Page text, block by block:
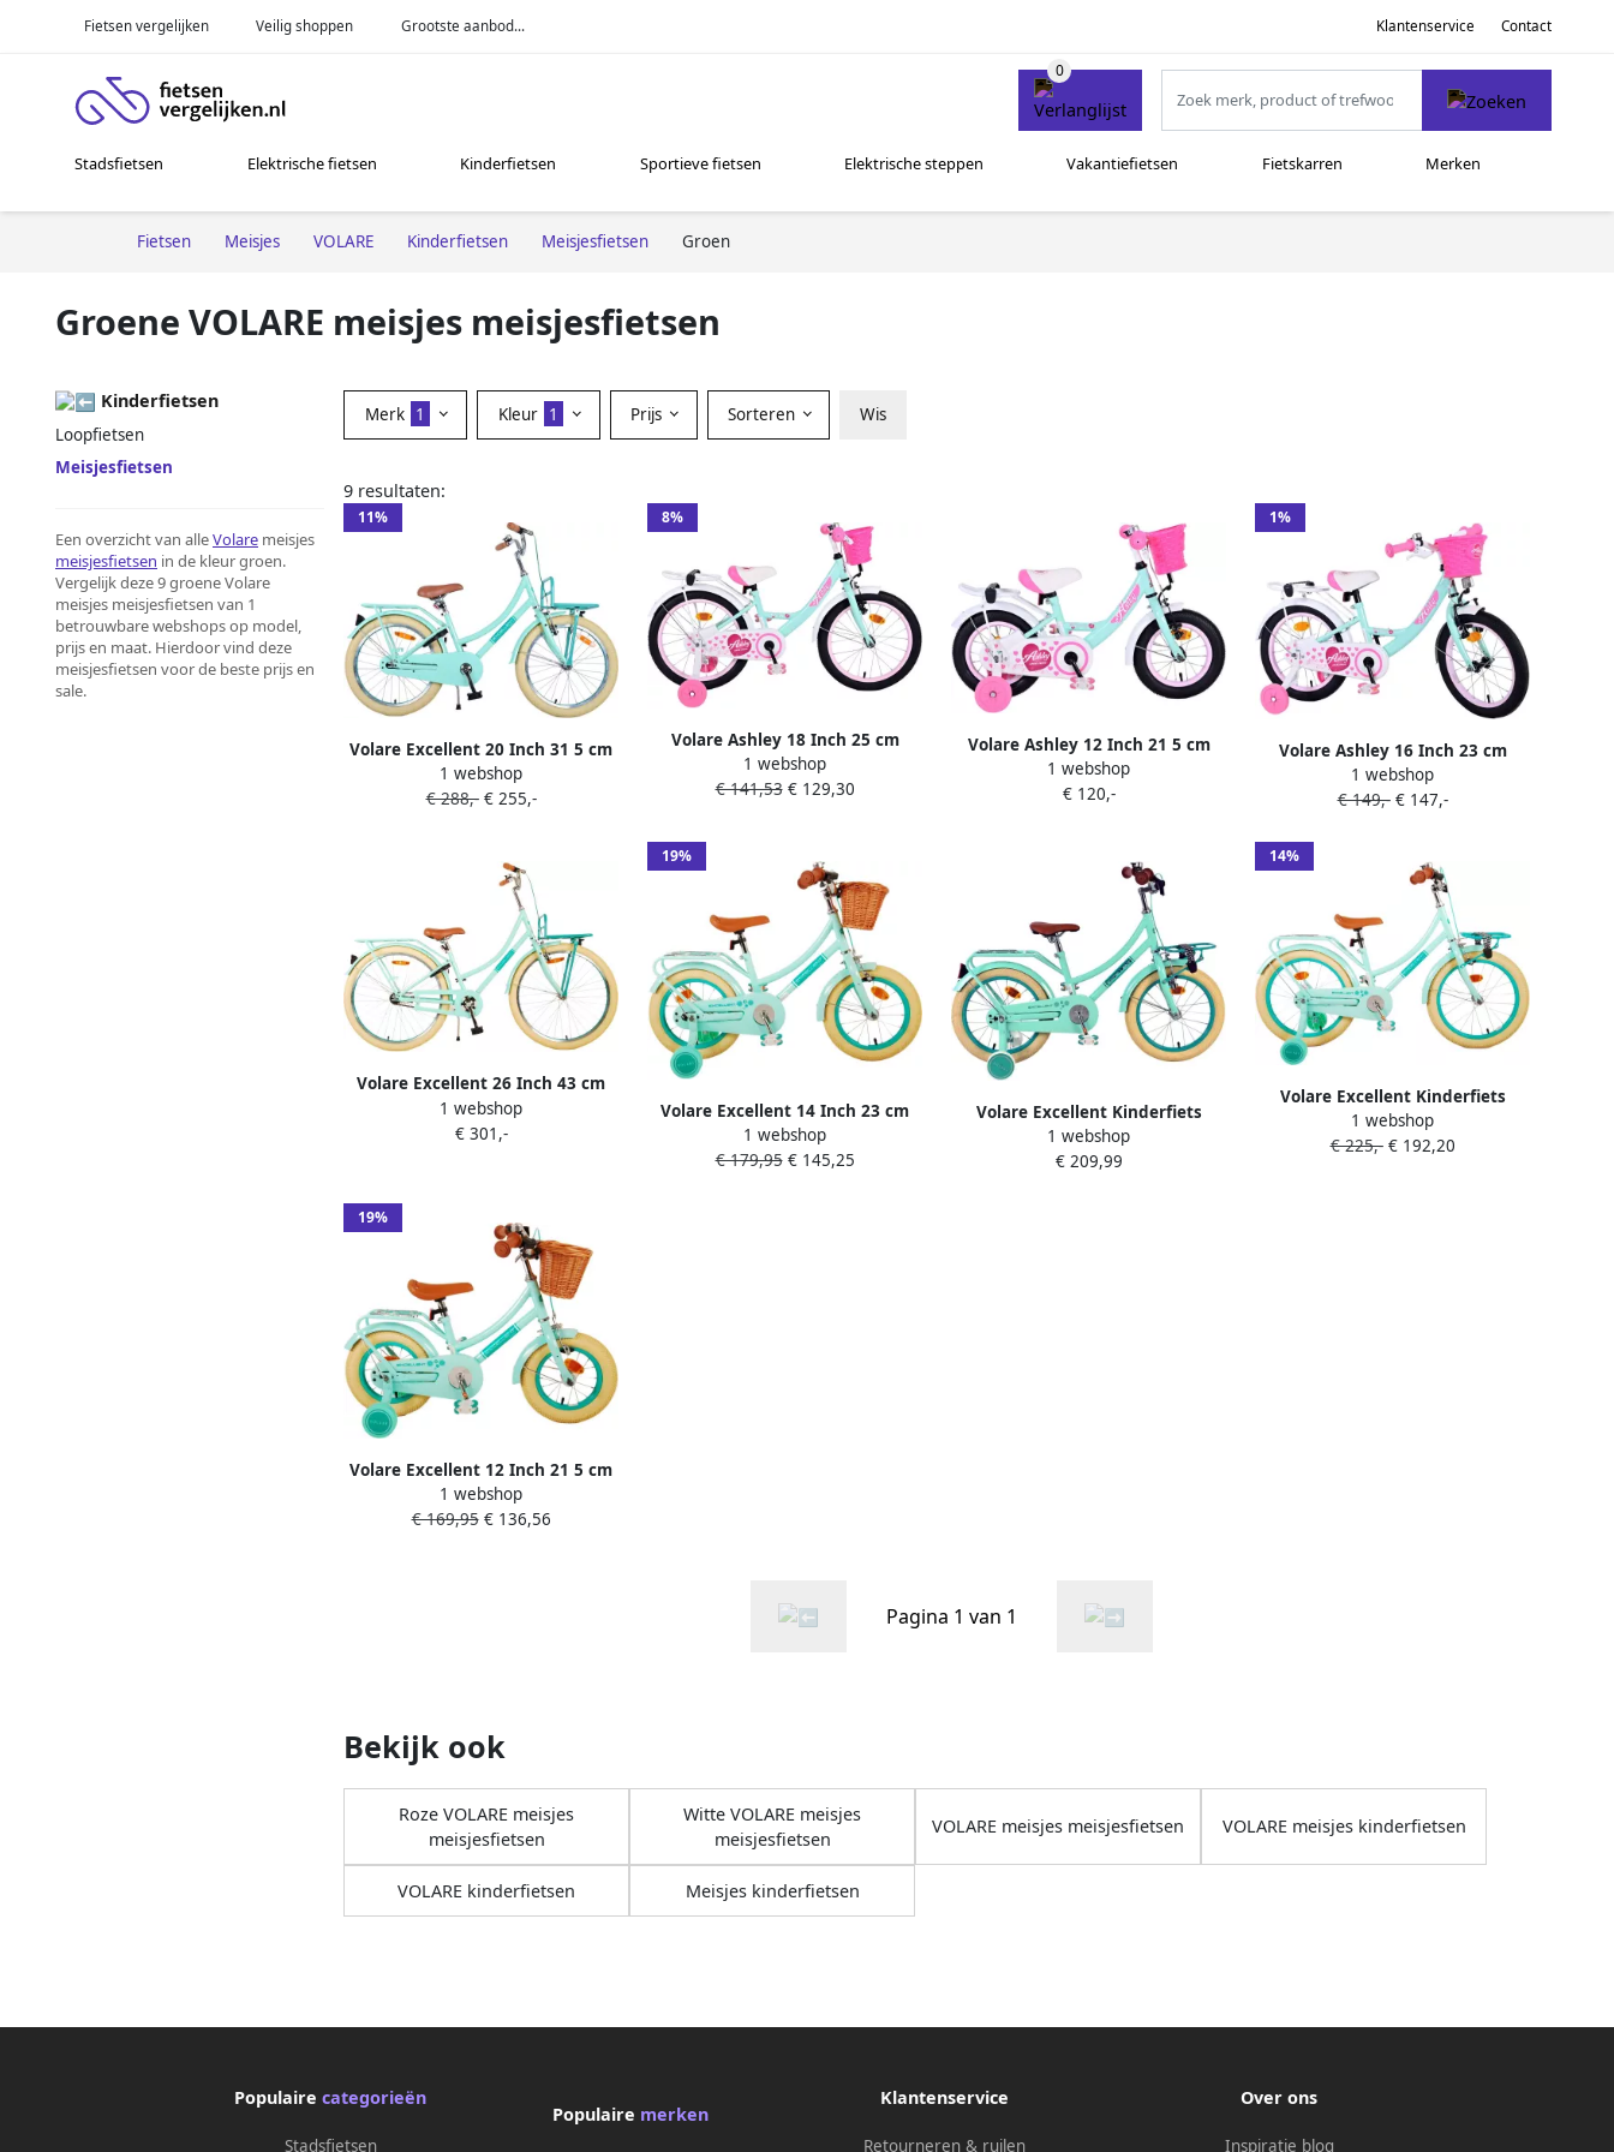
Fietsen vergelijken Veilig shoppen Grootste aanbod... Klantenservice Contact
Stadsfietsen Elektrische fietsen Kinderfietsen Sportieve fietsen Elektrische steppen Vakantiefietsen Fietskarren Merken
Fietsen Meisjes VOLARE Kinderfietsen Meisjesfietsen Groen
Groene VOLARE meisjes meisjesfietsen
Kinderfietsen
Loopfietsen
Meisjesfietsen
Een overzicht van alleVolare meisjes
meisjesfietsen in de kleur groen.
Vergelijk deze 9 groene Volare
meisjes meisjesfietsen van 1
betrouwbare webshops op model,
prijs en maat. Hierdoor vind deze
meisjesfietsen voor de beste prijs en
sale.
Merk 1 Kleur 1 Prijs Sorteren Wis
9 resultaten:
11%
Volare Excellent 20 Inch 31 5 cm
Meisjes Terugtraprem Mintgroen
1 webshop
€ 288,-€ 255,-
8%
Volare Ashley 18 Inch 25 cm
Meisjes Terugtraprem Mintgroen
Wit
1 webshop
€ 141,53€ 129,30
Volare Ashley 12 Inch 21 5 cm
Meisjes Terugtraprem Mintgroen
Wit
1 webshop
€ 120,-
1%
Volare Ashley 16 Inch 23 cm
Meisjes Terugtraprem Mintgroen
Wit
1 webshop
€ 149,-€ 147,-
Volare Excellent 26 Inch 43 cm
Meisjes Terugtraprem Mintgroen
1 webshop
€ 301,-
19%
Volare Excellent 14 Inch 23 cm
Meisjes Terugtraprem Mintgroen
1 webshop
€ 179,95€ 145,25
Volare Excellent Kinderfiets
Meisjes 16 inch Groen 95%
afgemonteerd
1 webshop
€ 209,99
14%
Volare Excellent Kinderfiets
Meisjes 18 inch Groen 95%
afgemonteerd
1 webshop
€ 225,-€ 192,20
19%
Volare Excellent 12 Inch 21 5 cm
Meisjes Terugtraprem Mintgroen
1 webshop
€ 169,95€ 136,56
Pagina 1 van 1
Bekijk ook
Roze VOLARE meisjes
meisjesfietsen
Witte VOLARE meisjes
meisjesfietsen
VOLARE meisjes meisjesfietsen VOLARE meisjes kinderfietsen
VOLARE kinderfietsen Meisjes kinderfietsen
Populairecategorieën
Stadsfietsen
Populaire merken
Klantenservice
Retourneren & ruilen
Over ons
Inspiratie blog